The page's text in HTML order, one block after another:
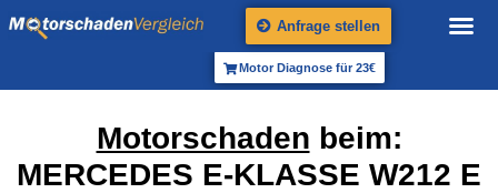
Anfrage stellen
Motor Diagnose für 23€
Motorschaden beim:
MERCEDES E-KLASSE W212 E